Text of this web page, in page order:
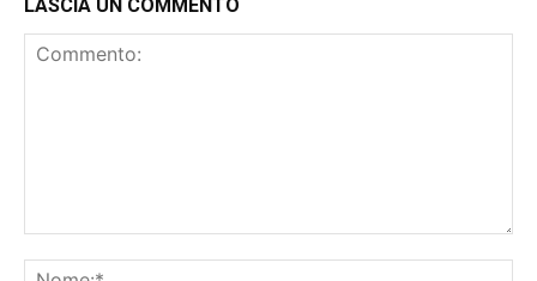
LASCIA UN COMMENTO